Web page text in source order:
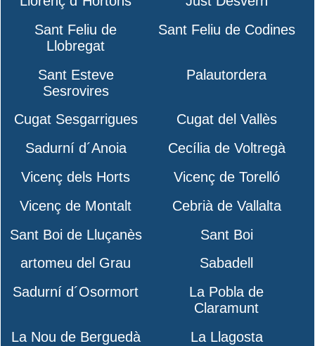
Sant Feliu de
Llobregat
Sant Feliu de Codines
Sant Esteve
Sesrovires
Palautordera
Cugat Sesgarrigues
Cugat del Vallès
Sadurní d´Anoia
Cecília de Voltregà
Vicenç dels Horts
Vicenç de Torelló
Vicenç de Montalt
Cebrià de Vallalta
Sant Boi de Lluçanès
Sant Boi
artomeu del Grau
Sabadell
Sadurní d´Osormort
La Pobla de
Claramunt
La Nou de Berguedà
La Llagosta